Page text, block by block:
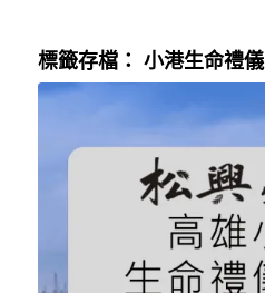
標籤存檔： 小港生命禮儀